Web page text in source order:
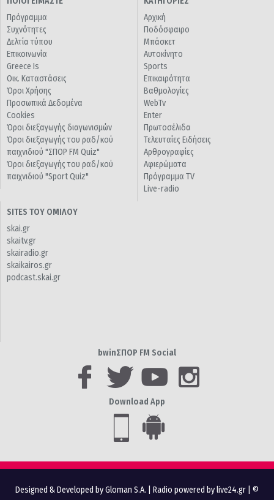
Πρόγραμμα
Συχνότητες
Δελτία τύπου
Επικοινωνία
Greece Is
Οικ. Καταστάσεις
Όροι Χρήσης
Προσωπικά Δεδομένα
Cookies
Όροι διεξαγωγής διαγωνισμών
Όροι διεξαγωγής του ραδ/κού
παιχνιδιού "ΣΠΟΡ FM Quiz"
Όροι διεξαγωγής του ραδ/κού
παιχνιδιού "Sport Quiz"
Αρχική
Ποδόσφαιρο
Μπάσκετ
Αυτοκίνητο
Sports
Επικαιρότητα
Βαθμολογίες
WebTv
Enter
Πρωτοσέλιδα
Τελευταίες Ειδήσεις
Αρθρογραφίες
Αφιερώματα
Πρόγραμμα TV
Live-radio
SITES ΤΟΥ ΟΜΙΛΟΥ
skai.gr
skaitv.gr
skairadio.gr
skaikairos.gr
podcast.skai.gr
bwinΣΠΟΡ FM Social
Download App
Designed & Developed by Gloman S.A. Radio powered by live24.gr | ©